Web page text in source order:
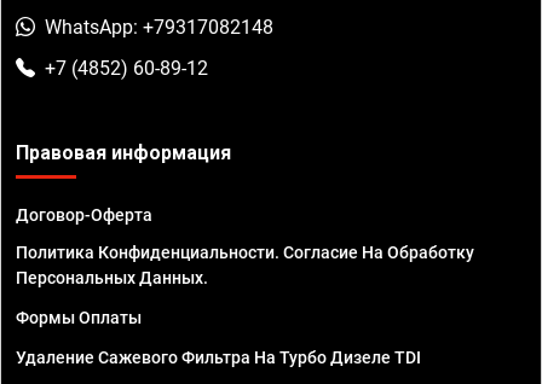
WhatsApp: +79317082148
+7 (4852) 60-89-12
Правовая информация
Договор-Оферта
Политика Конфиденциальности. Согласие На Обработку
Персональных Данных.
Формы Оплаты
Удаление Сажевого Фильтра На Турбо Дизеле TDI